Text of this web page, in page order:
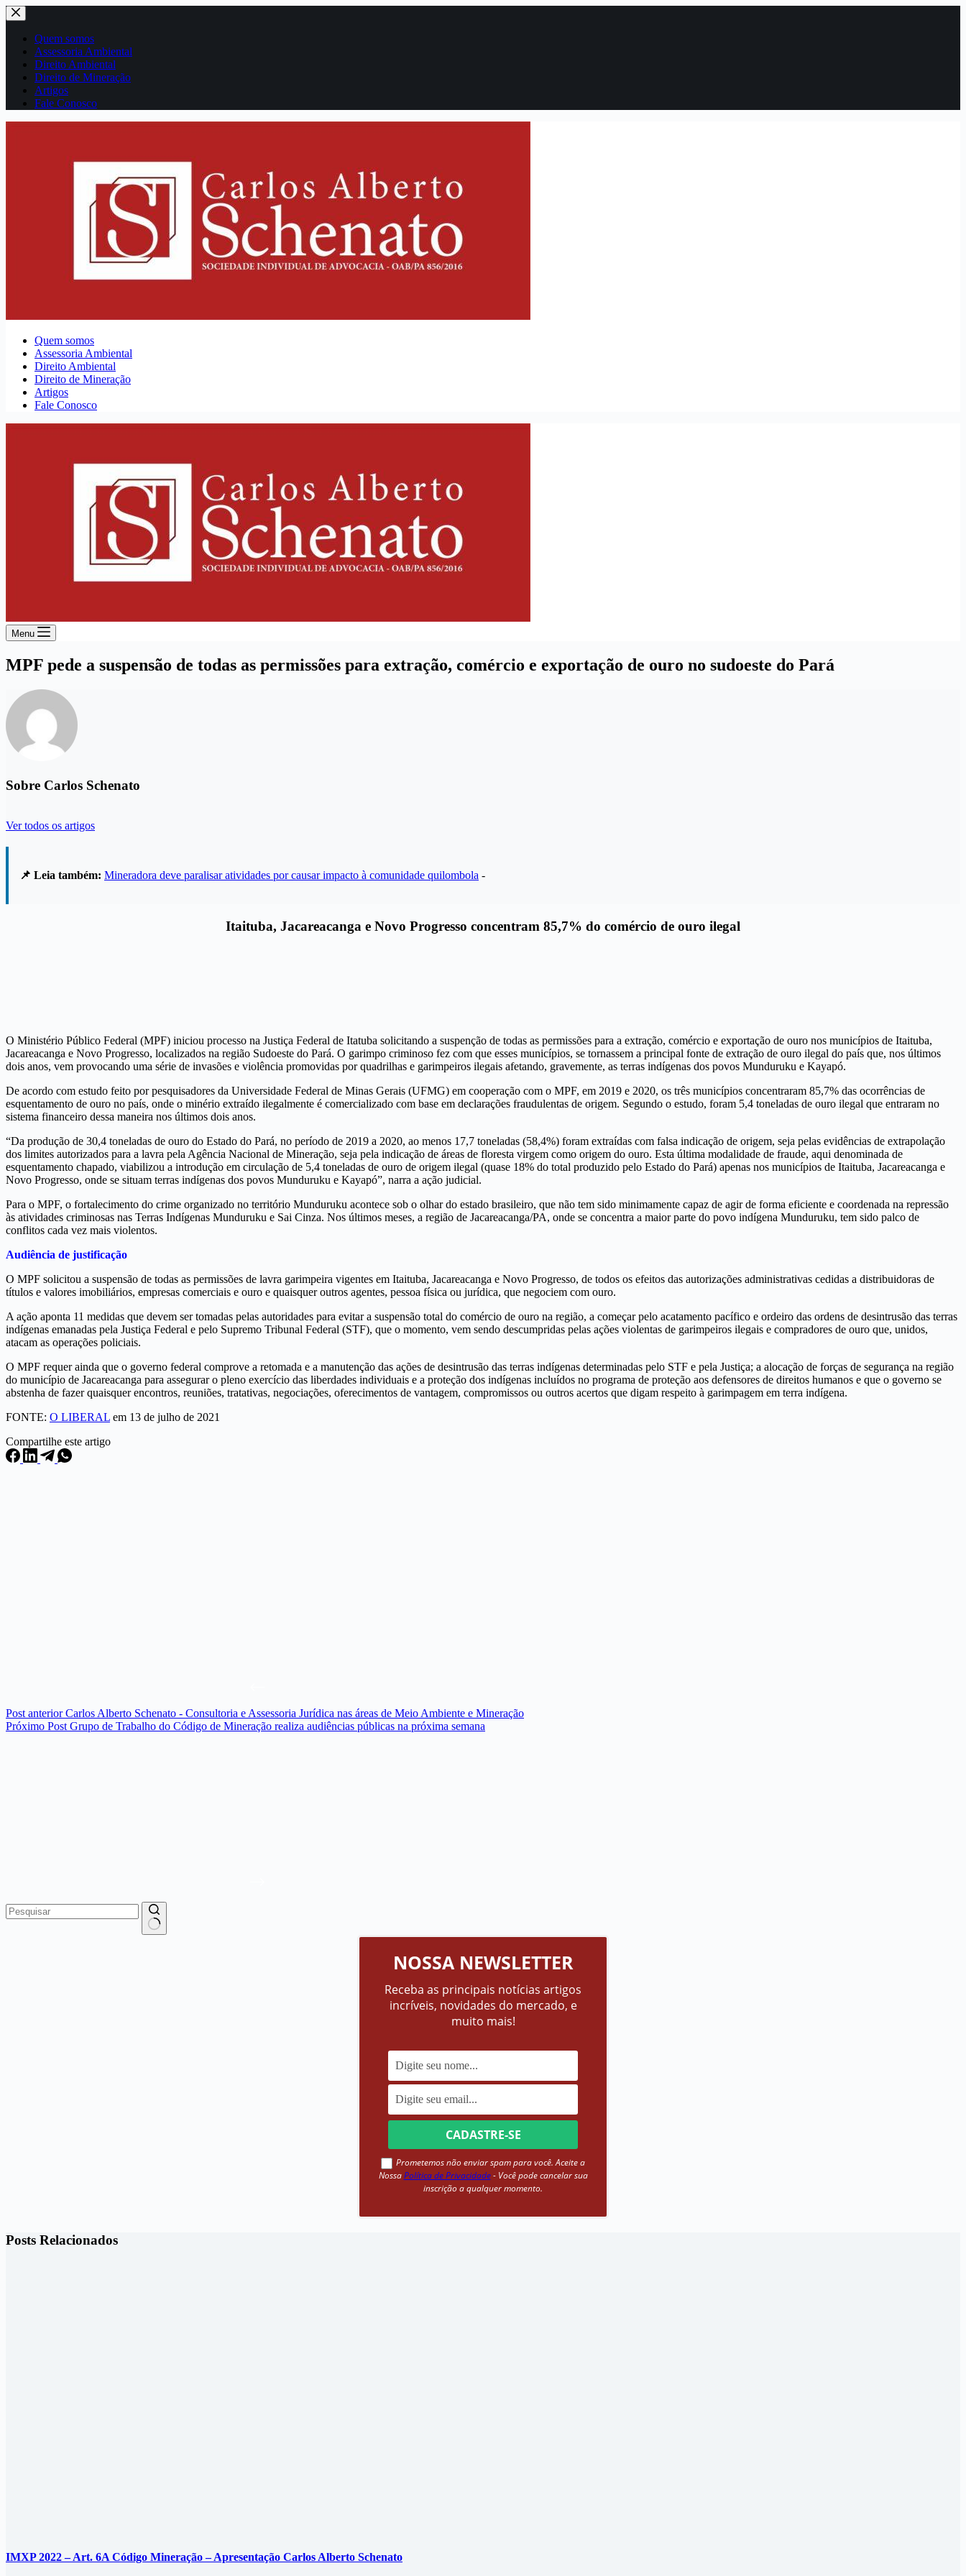
Pular
para
conteúdo
Quem somos
Assessoria Ambiental
Direito Ambiental
Direito de Mineração
Artigos
Fale Conosco
Quem somos
Assessoria Ambiental
Direito Ambiental
Direito de Mineração
Artigos
Fale Conosco
Menu
MPF pede a suspensão de todas as permissões para extração, comércio e exportação de ouro no sudoeste do Pará
Sobre Carlos Schenato
Ver todos os artigos
📌 Leia também: Mineradora deve paralisar atividades por causar impacto à comunidade quilombola -
Itaituba, Jacareacanga e Novo Progresso concentram 85,7% do comércio de ouro ilegal
O Ministério Público Federal (MPF) iniciou processo na Justiça Federal de Itatuba solicitando a suspenção de todas as permissões para a extração, comércio e exportação de ouro nos municípios de Itaituba,
Jacareacanga e Novo Progresso, localizados na região Sudoeste do Pará. O garimpo criminoso fez com que esses municípios, se tornassem a principal fonte de extração de ouro ilegal do país que, nos últimos
dois anos, vem provocando uma série de invasões e violência promovidas por quadrilhas e garimpeiros ilegais afetando, gravemente, as terras indígenas dos povos Munduruku e Kayapó.
De acordo com estudo feito por pesquisadores da Universidade Federal de Minas Gerais (UFMG) em cooperação com o MPF, em 2019 e 2020, os três municípios concentraram 85,7% das ocorrências de
esquentamento de ouro no país, onde o minério extraído ilegalmente é comercializado com base em declarações fraudulentas de origem. Segundo o estudo, foram 5,4 toneladas de ouro ilegal que entraram no
sistema financeiro dessa maneira nos últimos dois anos.
“Da produção de 30,4 toneladas de ouro do Estado do Pará, no período de 2019 a 2020, ao menos 17,7 toneladas (58,4%) foram extraídas com falsa indicação de origem, seja pelas evidências de extrapolação
dos limites autorizados para a lavra pela Agência Nacional de Mineração, seja pela indicação de áreas de floresta virgem como origem do ouro. Esta última modalidade de fraude, aqui denominada de
esquentamento chapado, viabilizou a introdução em circulação de 5,4 toneladas de ouro de origem ilegal (quase 18% do total produzido pelo Estado do Pará) apenas nos municípios de Itaituba, Jacareacanga e
Novo Progresso, onde se situam terras indígenas dos povos Munduruku e Kayapó”, narra a ação judicial.
Para o MPF, o fortalecimento do crime organizado no território Munduruku acontece sob o olhar do estado brasileiro, que não tem sido minimamente capaz de agir de forma eficiente e coordenada na repressão
às atividades criminosas nas Terras Indígenas Munduruku e Sai Cinza. Nos últimos meses, a região de Jacareacanga/PA, onde se concentra a maior parte do povo indígena Munduruku, tem sido palco de
conflitos cada vez mais violentos.
Audiência de justificação
O MPF solicitou a suspensão de todas as permissões de lavra garimpeira vigentes em Itaituba, Jacareacanga e Novo Progresso, de todos os efeitos das autorizações administrativas cedidas a distribuidoras de
títulos e valores imobiliários, empresas comerciais e ouro e quaisquer outros agentes, pessoa física ou jurídica, que negociem com ouro.
A ação aponta 11 medidas que devem ser tomadas pelas autoridades para evitar a suspensão total do comércio de ouro na região, a começar pelo acatamento pacífico e ordeiro das ordens de desintrusão das terras
indígenas emanadas pela Justiça Federal e pelo Supremo Tribunal Federal (STF), que o momento, vem sendo descumpridas pelas ações violentas de garimpeiros ilegais e compradores de ouro que, unidos,
atacam as operações policiais.
O MPF requer ainda que o governo federal comprove a retomada e a manutenção das ações de desintrusão das terras indígenas determinadas pelo STF e pela Justiça; a alocação de forças de segurança na região
do município de Jacareacanga para assegurar o pleno exercício das liberdades individuais e a proteção dos indígenas incluídos no programa de proteção aos defensores de direitos humanos e que o governo se
abstenha de fazer quaisquer encontros, reuniões, tratativas, negociações, oferecimentos de vantagem, compromissos ou outros acertos que digam respeito à garimpagem em terra indígena.
FONTE: O LIBERAL em 13 de julho de 2021
Compartilhe este artigo
Post anteriorCarlos Alberto Schenato - Consultoria e Assessoria Jurídica nas áreas de Meio Ambiente e Mineração
Próximo Post Grupo de Trabalho do Código de Mineração realiza audiências públicas na próxima semana
NOSSA NEWSLETTER
Receba as principais notícias artigos
incríveis, novidades do mercado, e
muito mais!
Prometemos não enviar spam para você. Aceite a
NossaPolítica de Privacidade- Você pode cancelar sua
inscrição a qualquer momento.
Posts Relacionados
IMXP 2022 – Art. 6A Código Mineração – Apresentação Carlos Alberto Schenato